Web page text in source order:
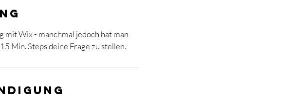
Wix - manchmal jedoch hat man
Min. Steps deine Frage zu stellen.